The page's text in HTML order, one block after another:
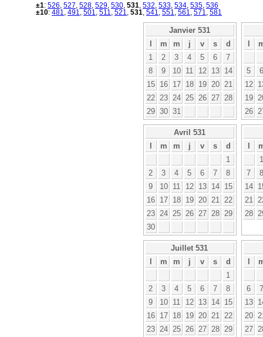
±1: 526 527 528 529 530 531 532 533 534 535 536
±10: 481 491 501 511 521 531 541 551 561 571 581
Janvier 531
l
m m j v s
d
1
2 3 4 5 6
7
8
9 10 11 12 13
14
15
16 17 18 19 20
21
22
23 24 25 26 27
28
29 30 31
l
5
6
12
19
26
Avril 531
l
m m j v s
d
1
2
3 4 5 6 7
8
9
10 11 12 13 14
15
16
17 18 19 20 21
22
23
24 25 26 27 28
29
30
l
1
7
8
14
21
28
Juillet 531
l
m m j v s
d
1
2
3 4 5 6 7
8
9
10 11 12 13 14
15
16
17 18 19 20 21
22
23
24 25 26 27 28
29
l
6
7
13
20
27